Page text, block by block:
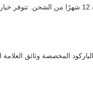
المخصصة وثائق